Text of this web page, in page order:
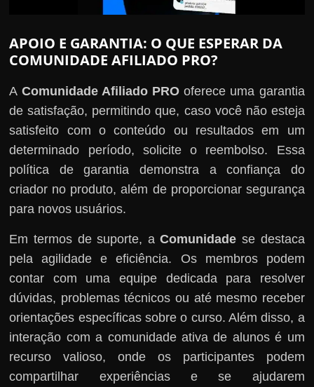
APOIO E GARANTIA: O QUE ESPERAR DA
COMUNIDADE AFILIADO PRO?
A Comunidade Afiliado PRO oferece uma garantia
de satisfação, permitindo que, caso você não esteja
satisfeito com o conteúdo ou resultados em um
determinado período, solicite o reembolso. Essa
política de garantia demonstra a confiança do
criador no produto, além de proporcionar segurança
para novos usuários.
Em termos de suporte, aComunidade se destaca
pela agilidade e eficiência. Os membros podem
contar com uma equipe dedicada para resolver
dúvidas, problemas técnicos ou até mesmo receber
orientações específicas sobre o curso. Além disso, a
interação com a comunidade ativa de alunos é um
recurso valioso, onde os participantes podem
compartilhar experiências e se ajudarem